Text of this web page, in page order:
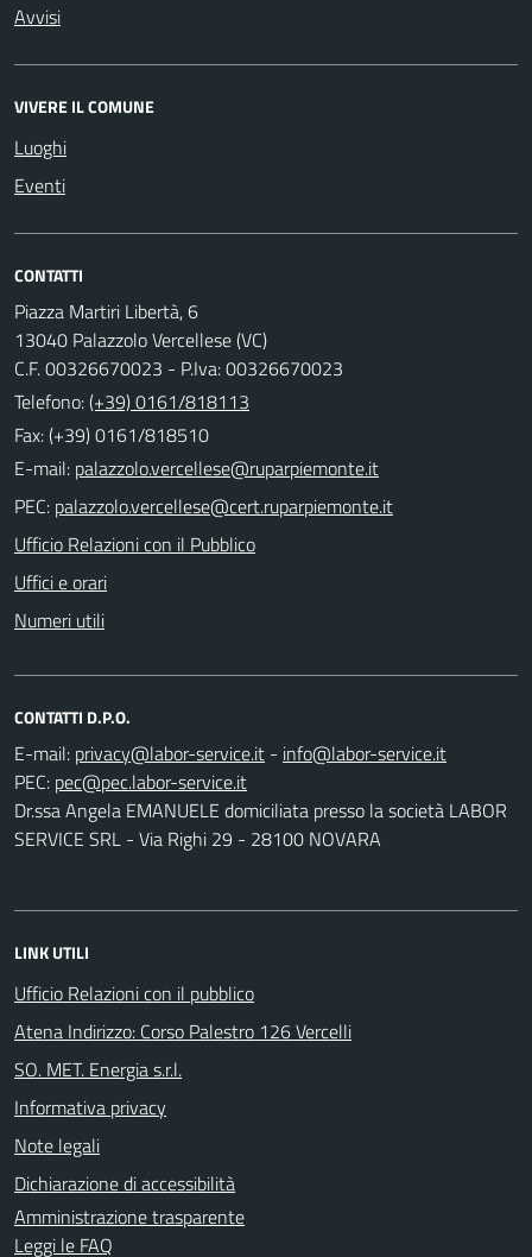
Avvisi
VIVERE IL COMUNE
Luoghi
Eventi
CONTATTI
Piazza Martiri Libertà, 6
13040 Palazzolo Vercellese (VC)
C.F. 00326670023 - P.Iva: 00326670023
Telefono:(+39) 0161/818113
Fax: (+39) 0161/818510
E-mail:
PEC:
Ufficio Relazioni con il Pubblico
Uffici e orari
Numeri utili
CONTATTI D.P.O.
E-mail:
-
PEC:
Dr.ssa Angela EMANUELE domiciliata presso la società LABOR
SERVICE SRL - Via Righi 29 - 28100 NOVARA
LINK UTILI
Ufficio Relazioni con il pubblico
Atena Indirizzo: Corso Palestro 126 Vercelli
SO. MET. Energia s.r.l.
Informativa privacy
Note legali
Dichiarazione di accessibilità
Amministrazione trasparente
Leggi le FAQ